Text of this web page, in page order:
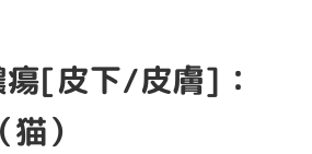
[皮下/皮膚]：
）